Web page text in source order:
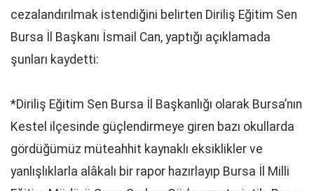
cezalandırılmak istendiğini belirten Diriliş Eğitim Sen
Bursa İl Başkanı İsmail Can, yaptığı açıklamada
şunları kaydetti:
*Diriliş Eğitim Sen Bursa İl Başkanlığı olarak Bursa’nın
Kestel ilçesinde güçlendirmeye giren bazı okullarda
gördüğümüz müteahhit kaynaklı eksiklikler ve
yanlışlıklarla alâkalı bir rapor hazırlayıp Bursa İl Milli